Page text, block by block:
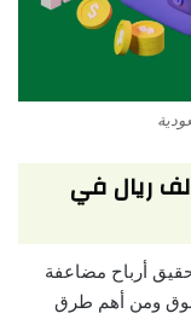
طرق الاستثمار مبلغ 10 الف ريال في
أرباح مضاعفة
ومن أهم طرق